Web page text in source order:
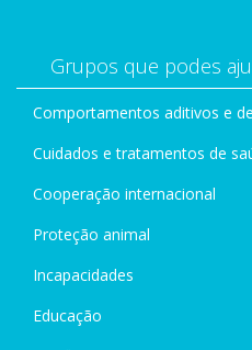
Grupos que podes
Comportamentos aditivos e
Cuidados e tratamentos de
Cooperação internacional
Proteção animal
Incapacidades
Educação